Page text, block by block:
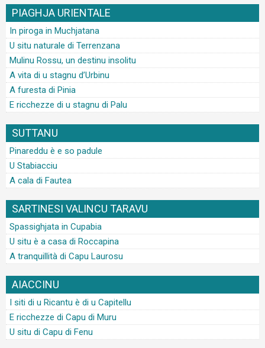
PIAGHJA URIENTALE
In piroga in Muchjatana
U situ naturale di Terrenzana
Mulinu Rossu, un destinu insolitu
A vita di u stagnu d’Urbinu
A furesta di Pinia
E ricchezze di u stagnu di Palu
SUTTANU
Pinareddu è e so padule
U Stabiacciu
A cala di Fautea
SARTINESI VALINCU TARAVU
Spassighjata in Cupabia
U situ è a casa di Roccapina
A tranquillità di Capu Laurosu
AIACCINU
I siti di u Ricantu è di u Capitellu
E ricchezze di Capu di Muru
U situ di Capu di Fenu